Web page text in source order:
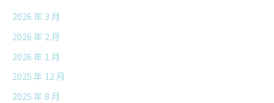
2026 年 3 月
2026 年 2 月
2026 年 1 月
2025 年 12 月
2025 年 8 月